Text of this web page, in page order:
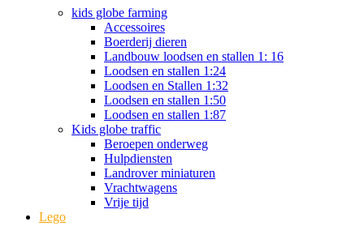
kids globe farming
Accessoires
Boerderij dieren
Landbouw loodsen en stallen 1: 16
Loodsen en stallen 1:24
Loodsen en Stallen 1:32
Loodsen en stallen 1:50
Loodsen en stallen 1:87
Kids globe traffic
Beroepen onderweg
Hulpdiensten
Landrover miniaturen
Vrachtwagens
Vrije tijd
Lego